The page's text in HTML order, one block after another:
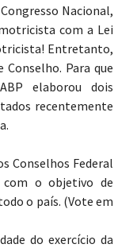
Nacional,
com a Lei
Entretanto,
Para que
elaborou dois
recentemente
Conselhos Federal
com o objetivo de
o país. (Vote em
do exercício da